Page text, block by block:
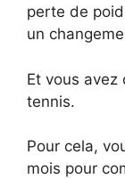
perte de
un
Et vous avez
tennis.
Pour cela,
mois pour